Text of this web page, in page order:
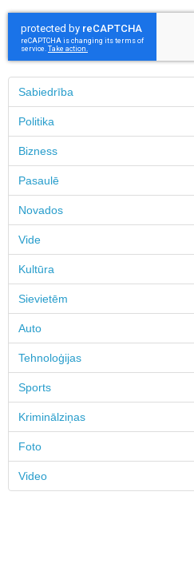
Sabiedrība
Politika
Bizness
Pasaulē
Novados
Vide
Kultūra
Sievietēm
Auto
Tehnoloģijas
Sports
Kriminālziņas
Foto
Video